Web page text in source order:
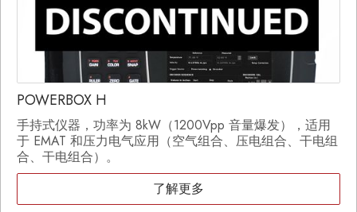
POWERBOX H
手持式仪器，功率为 8kW（1200Vpp 音量爆发），适用
于 EMAT 和压力电气应用（空气组合、压电组合、干电组
合、干电组合）。
了解更多